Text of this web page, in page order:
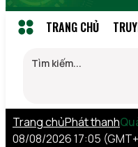
TRANG CHỦ
Trang chủPhát thanh
08/08/2026 17:05